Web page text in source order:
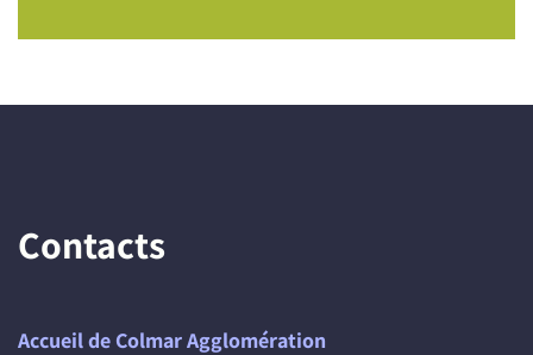
Contacts
Accueil de Colmar Agglomération